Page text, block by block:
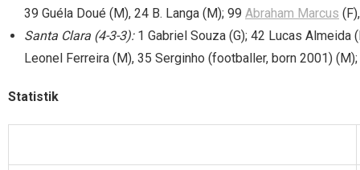
39 Guéla Doué (M), 24 B. Langa (M); 99 Abraham Marcus
Santa Clara (4-3-3):1 Gabriel Souza (G); 42 Lucas Almeida
Leonel Ferreira (M), 35 Serginho (footballer, born 2001)
Statistik